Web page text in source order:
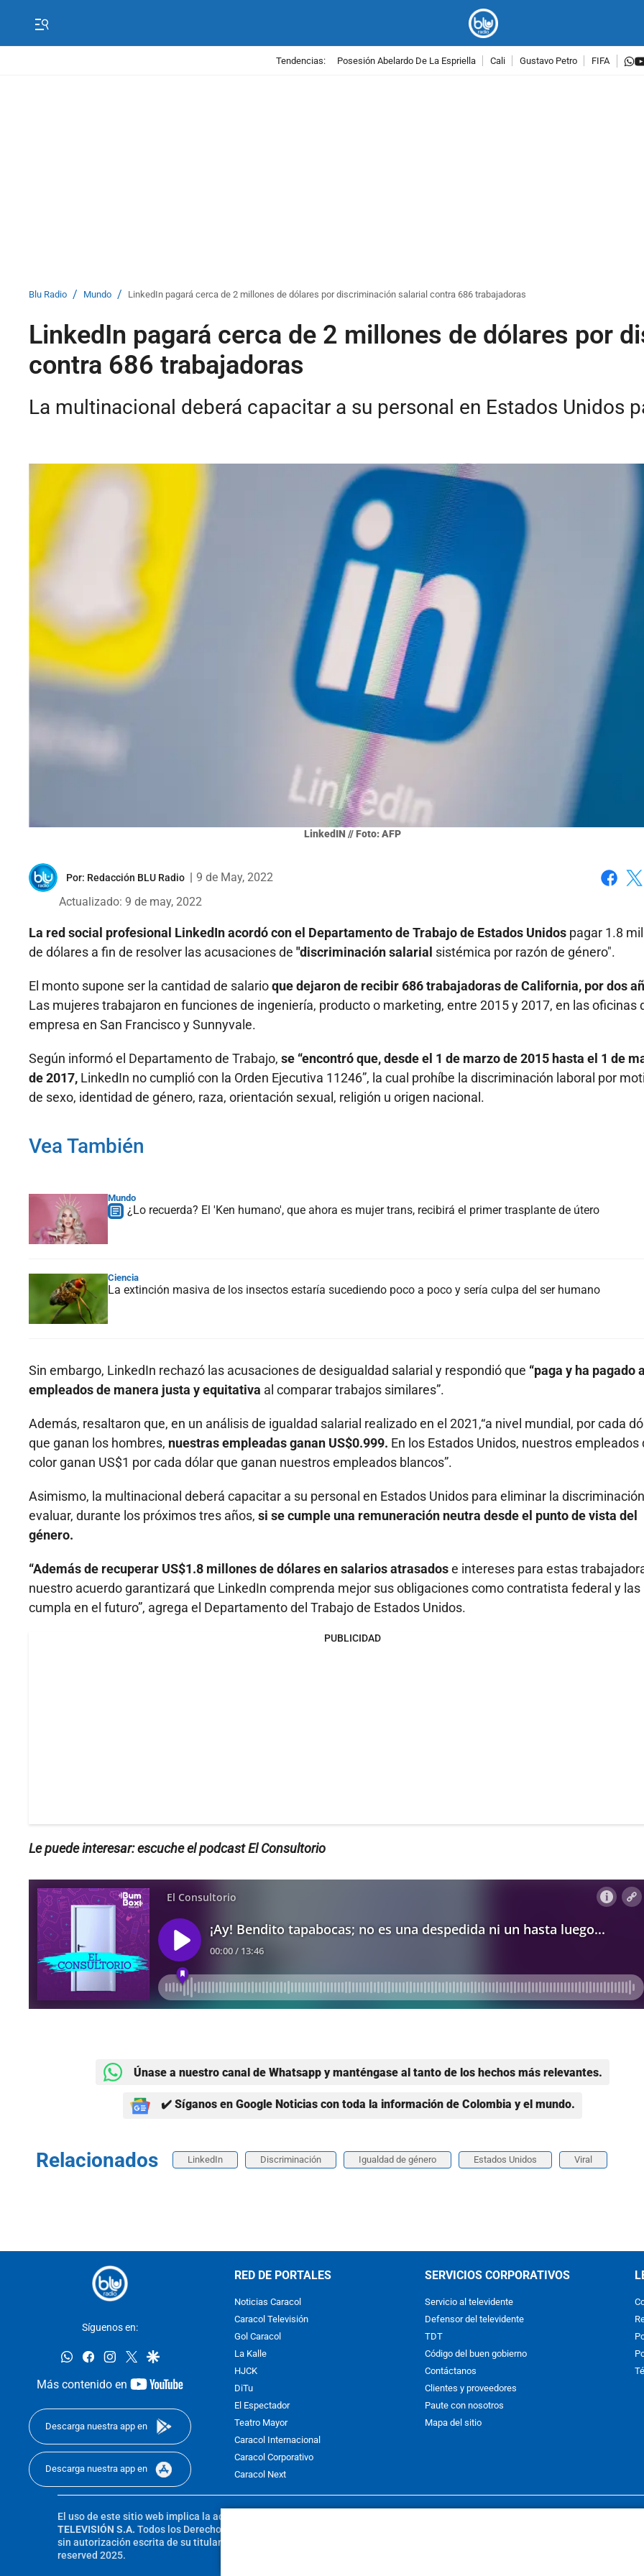
Tendencias: Posesión Abelardo De La Espriella Cali Gustavo Petro FIFA
Blu Radio / Mundo / LinkedIn pagará cerca de 2 millones de dólares por discriminación salarial contra 686 trabajadoras
LinkedIn pagará cerca de 2 millones de dólares por
contra 686 trabajadoras
La multinacional deberá capacitar a su personal en Estados Unidos
LinkedIN // Foto: AFP
Por: Redacción BLU Radio
9 de May, 2022
Actualizado: 9 de may, 2022
La red social profesional LinkedIn acordó con el Departamento de Trabajo de Estados Unidos pagar 1.8
de dólares a fin de resolver las acusaciones de "discriminación salarial sistémica por razón de género".
El monto supone ser la cantidad de salarioque dejaron de recibir 686 trabajadoras de California, por dos
Las mujeres trabajaron en funciones de ingeniería, producto o marketing, entre 2015 y 2017, en las oficinas
empresa en San Francisco y Sunnyvale.
Según informó el Departamento de Trabajo, se “encontró que, desde el 1 de marzo de 2015 hasta el 1 de
de 2017, LinkedIn no cumplió con la Orden Ejecutiva 11246”, la cual prohíbe la discriminación laboral por
de sexo, identidad de género, raza, orientación sexual, religión u origen nacional.
Vea También
Mundo
¿Lo recuerda? El 'Ken humano', que ahora es mujer trans, recibirá el primer trasplante de útero
Ciencia
La extinción masiva de los insectos estaría sucediendo poco a poco y sería culpa del ser humano
Sin embargo, LinkedIn rechazó las acusaciones de desigualdad salarial y respondió que “paga y ha pagado
empleados de manera justa y equitativa al comparar trabajos similares”.
Además, resaltaron que, en un análisis de igualdad salarial realizado en el 2021,“a nivel mundial, por cada
que ganan los hombres, nuestras empleadas ganan US$0.999. En los Estados Unidos, nuestros empleados
color ganan US$1 por cada dólar que ganan nuestros empleados blancos”.
Asimismo, la multinacional deberá capacitar a su personal en Estados Unidos para eliminar la
evaluar, durante los próximos tres años, si se cumple una remuneración neutra desde el punto de vista del
género.
“Además de recuperar US$1.8 millones de dólares en salarios atrasadose intereses para estas
nuestro acuerdo garantizará que LinkedIn comprenda mejor sus obligaciones como contratista federal y las
cumpla en el futuro”, agrega el Departamento del Trabajo de Estados Unidos.
PUBLICIDAD
Le puede interesar: escuche el podcast El Consultorio
Únase a nuestro canal de Whatsapp y manténgase al tanto de los hechos más relevantes.
✔️ Síganos en Google Noticias con toda la información de Colombia y el mundo.
Relacionados LinkedIn Discriminación Igualdad de género Estados Unidos Viral
Síguenos en:
whatsappfacebookinstagram
twittergoogle
Más contenido en
youtube-
Descarga nuestra app en
Descarga nuestra app en
RED DE PORTALES
Noticias Caracol
Caracol Televisión
Gol Caracol
La Kalle
HJCK
DiTu
El Espectador
Teatro Mayor
Caracol Internacional
Caracol Corporativo
Caracol Next
SERVICIOS CORPORATIVOS
Servicio al televidente
Defensor del televidente
TDT
Código del buen gobierno
Contáctanos
Clientes y proveedores
Paute con nosotros
Mapa del sitio
El uso de este sitio web implica la aceptación de los
TELEVISIÓN S.A. Todos los Derechos Reservados D.R.A. Prohibida su reproducción total o parcial, así como su traducción a
sin autorización escrita de su titular. Reproduction in whole or in part, or translation without written permission is prohibited. All
reserved 2025.